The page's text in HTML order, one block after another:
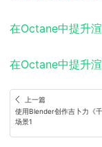
在Octane中提升
在Octane中提升渲
上一篇
使用Blender创作吉卜力《
场景1